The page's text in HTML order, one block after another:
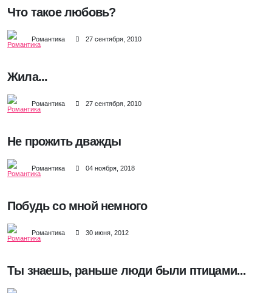
Что такое любовь?
Романтика 27 сентября, 2010
Жила...
Романтика 27 сентября, 2010
Не прожить дважды
Романтика 04 ноября, 2018
Побудь со мной немного
Романтика 30 июня, 2012
Ты знаешь, раньше люди были птицами...